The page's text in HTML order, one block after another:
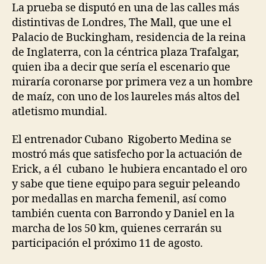
La prueba se disputó en una de las calles más
distintivas de Londres, The Mall, que une el
Palacio de Buckingham, residencia de la reina
de Inglaterra, con la céntrica plaza Trafalgar,
quien iba a decir que sería el escenario que
miraría coronarse por primera vez a un hombre
de maíz, con uno de los laureles más altos del
atletismo mundial.
El entrenador Cubano Rigoberto Medina se
mostró más que satisfecho por la actuación de
Erick, a él cubano le hubiera encantado el oro
y sabe que tiene equipo para seguir peleando
por medallas en marcha femenil, así como
también cuenta con Barrondo y Daniel en la
marcha de los 50 km, quienes cerrarán su
participación el próximo 11 de agosto.